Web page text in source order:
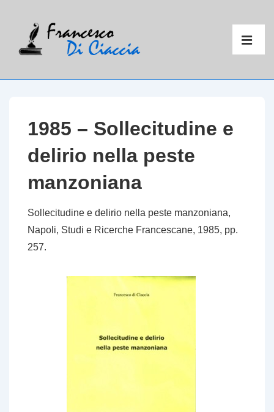
1985 – Sollecitudine e
delirio nella peste
manzoniana
Sollecitudine e delirio nella peste manzoniana,
Napoli, Studi e Ricerche Francescane, 1985, pp.
257.